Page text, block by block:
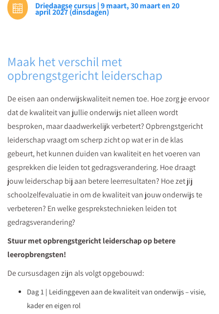
gesprekken. Driedaagse cursus | 9 maart, 30 maart en 20
april 2027 (dinsdagen)
Maak het verschil met
opbrengstgericht leiderschap
De eisen aan onderwijskwaliteit nemen toe. Hoe zorg je ervoor
dat de kwaliteit van jullie onderwijs niet alleen wordt
besproken, maar daadwerkelijk verbetert? Opbrengstgericht
leiderschap vraagt om scherp zicht op wat er in de klas
gebeurt, het kunnen duiden van kwaliteit en het voeren van
gesprekken die leiden tot gedragsverandering. Hoe draagt
jouw leiderschap bij aan betere leerresultaten? Hoe zet jij
schoolzelfevaluatie in om de kwaliteit van jouw onderwijs te
verbeteren? En welke gesprekstechnieken leiden tot
gedragsverandering?
Stuur met opbrengstgericht leiderschap op betere
leeropbrengsten!
De cursusdagen zijn als volgt opgebouwd:
Dag 1 | Leidinggeven aan de kwaliteit van onderwijs – visie,
kader en eigen rol